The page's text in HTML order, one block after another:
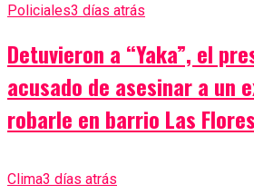
Policiales3 días atrás
Detuvieron a “Yaka”, el
acusado de asesinar a un
robarle en barrio Las
Clima3 días atrás